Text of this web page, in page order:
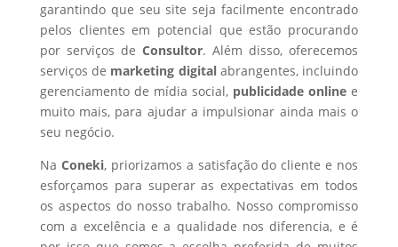
garantindo que seu site seja facilmente encontrado
pelos clientes em potencial que estão procurando
por serviços de Consultor. Além disso, oferecemos
serviços de marketing digital abrangentes, incluindo
gerenciamento de mídia social, publicidade online e
muito mais, para ajudar a impulsionar ainda mais o
seu negócio.
Na Coneki, priorizamos a satisfação do cliente e nos
esforçamos para superar as expectativas em todos
os aspectos do nosso trabalho. Nosso compromisso
com a excelência e a qualidade nos diferencia, e é